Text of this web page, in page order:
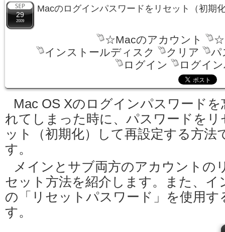
29
2009
Macのログインパスワードをリセット（初期
☆Macのアカウント
インストールディスク
クリア
パ
ログイン
ログイ
Mac OS Xのログインパスワードを
れてしまった時に、パスワードをリ
ット（初期化）して再設定する方法
す。
メインとサブ両方のアカウントの
セット方法を紹介します。また、イ
の「リセットパスワード」を使用す
す。